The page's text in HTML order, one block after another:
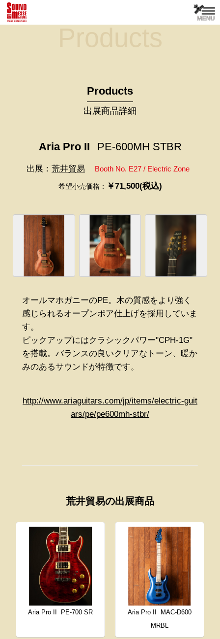
Products
Products
出展商品詳細
Aria Pro II PE-600MH STBR
出展： 荒井貿易 Booth No. E27 / Electric Zone
希望小売価格： ￥71,500(税込)
オールマホガニーのPE。木の質感をより強く
感じられるオープンポア仕上げを採用していま
す。
ピックアップにはクラシックパワー"CPH-1G"
を搭載。バランスの良いクリアなトーン、暖か
みのあるサウンドが特徴です。
http://www.ariaguitars.com/jp/items/electric-guit
ars/pe/pe600mh-stbr/
荒井貿易の出展商品
Aria Pro II PE-700 SR Aria Pro II
MAC-D600
MRBL